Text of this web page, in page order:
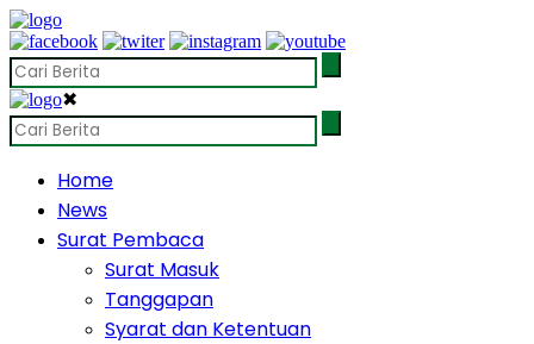
✖
Home
News
Surat Pembaca
Surat Masuk
Tanggapan
Syarat dan Ketentuan